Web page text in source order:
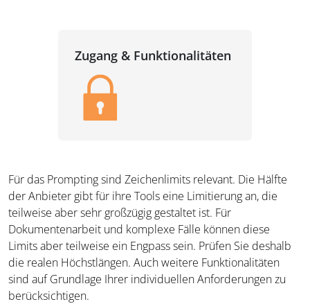
Zugang & Funktionalitäten
Für das Prompting sind Zeichenlimits relevant. Die Hälfte
der Anbieter gibt für ihre Tools eine Limitierung an, die
teilweise aber sehr großzügig gestaltet ist. Für
Dokumentenarbeit und komplexe Fälle können diese
Limits aber teilweise ein Engpass sein. Prüfen Sie deshalb
die realen Höchstlängen. Auch weitere Funktionalitäten
sind auf Grundlage Ihrer individuellen Anforderungen zu
berücksichtigen.